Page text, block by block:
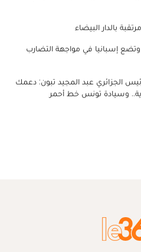
بالدار البيضاء
إسبانيا في مواجهة التضارب
الجزائري عبد المجيد تبون: دعمك
وسيادة تونس خط أحمر